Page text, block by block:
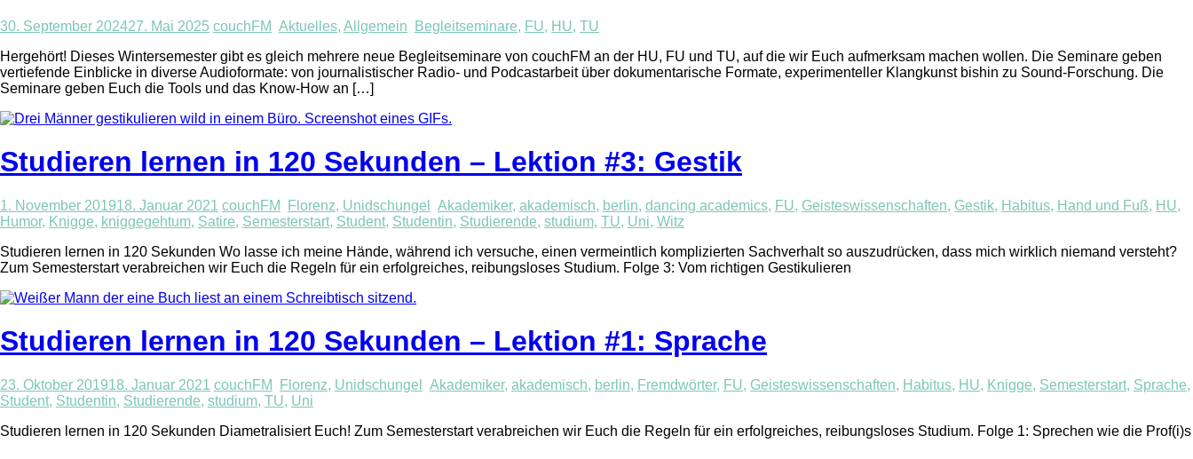
30. September 202427. Mai 2025 couchFM Aktuelles, Allgemein Begleitseminare, FU, HU, TU
Hergehört! Dieses Wintersemester gibt es gleich mehrere neue Begleitseminare von couchFM an der HU, FU und TU, auf die wir Euch aufmerksam machen wollen. Die Seminare geben
vertiefende Einblicke in diverse Audioformate: von journalistischer Radio- und Podcastarbeit über dokumentarische Formate, experimenteller Klangkunst bishin zu Sound-Forschung. Die
Seminare geben Euch die Tools und das Know-How an […]
Studieren lernen in 120 Sekunden – Lektion #3: Gestik
1. November 201918. Januar 2021 couchFM Florenz, Unidschungel Akademiker, akademisch, berlin, dancing academics, FU, Geisteswissenschaften, Gestik, Habitus, Hand und Fuß, HU,
Humor, Knigge, kniggegehtum, Satire, Semesterstart, Student, Studentin, Studierende, studium, TU, Uni, Witz
Studieren lernen in 120 Sekunden Wo lasse ich meine Hände, während ich versuche, einen vermeintlich komplizierten Sachverhalt so auszudrücken, dass mich wirklich niemand versteht?
Zum Semesterstart verabreichen wir Euch die Regeln für ein erfolgreiches, reibungsloses Studium. Folge 3: Vom richtigen Gestikulieren
Studieren lernen in 120 Sekunden – Lektion #1: Sprache
23. Oktober 201918. Januar 2021 couchFM Florenz, Unidschungel Akademiker, akademisch, berlin, Fremdwörter, FU, Geisteswissenschaften, Habitus, HU, Knigge, Semesterstart, Sprache,
Student, Studentin, Studierende, studium, TU, Uni
Studieren lernen in 120 Sekunden Diametralisiert Euch! Zum Semesterstart verabreichen wir Euch die Regeln für ein erfolgreiches, reibungsloses Studium. Folge 1: Sprechen wie die Prof(i)s